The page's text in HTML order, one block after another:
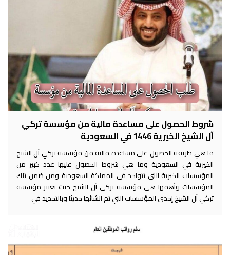
شروط الحصول على مساعدة مالية من مؤسسة تركي
آل الشيخ الخيرية 1446 في السعودية
ما هي طريقة الحصول على مساعدة مالية من مؤسسة تركي آل الشيخ
الخيرية في السعودية وما هي شروط الحصول عليها عدد كبير من
المؤسسات الخيرية التي تتواجد في المملكة السعودية ومن ضمن تلك
المؤسسات وأهمها هي مؤسسة تركي آل الشيخ حيث تعتبر مؤسسة
تركي آل الشيخ إحدى المؤسسات التي تم انشائها حديثا وبالتحديد في